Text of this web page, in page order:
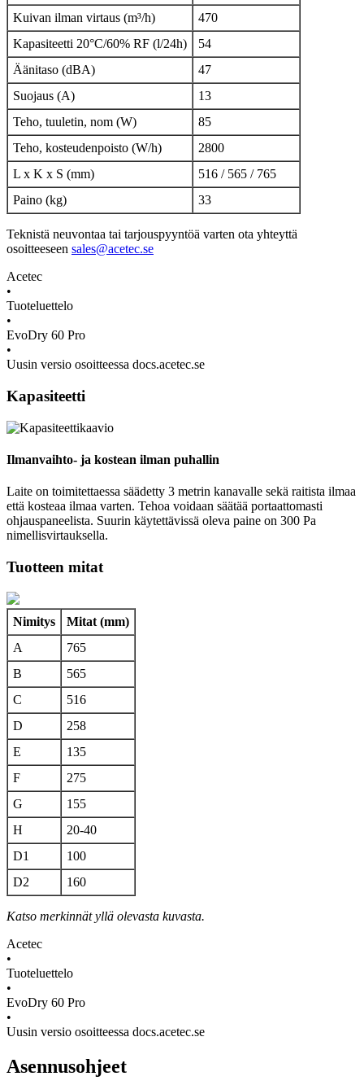
Kuivan ilman virtaus (m³/h)
470
Kapasiteetti 20°C/60% RF (l/24h)
54
Äänitaso (dBA)
47
Suojaus (A)
13
Teho, tuuletin, nom (W)
85
Teho, kosteudenpoisto (W/h)
2800
L x K x S (mm)
516 / 565 / 765
Paino (kg)
33
Teknistä neuvontaa tai tarjouspyyntöä varten ota yhteyttä
osoitteeseen sales@acetec.se
Acetec
•
Tuoteluettelo
•
EvoDry 60 Pro
•
Uusin versio osoitteessa docs.acetec.se
Kapasiteetti
Ilmanvaihto- ja kostean ilman puhallin
Laite on toimitettaessa säädetty 3 metrin kanavalle sekä raitista ilmaa
että kosteaa ilmaa varten. Tehoa voidaan säätää portaattomasti
ohjauspaneelista. Suurin käytettävissä oleva paine on 300 Pa
nimellisvirtauksella.
Tuotteen mitat
Nimitys
Mitat (mm)
A
765
B
565
C
516
D
258
E
135
F
275
G
155
H
20-40
D1
100
D2
160
Katso merkinnät yllä olevasta kuvasta.
Acetec
•
Tuoteluettelo
•
EvoDry 60 Pro
•
Uusin versio osoitteessa docs.acetec.se
Asennusohjeet